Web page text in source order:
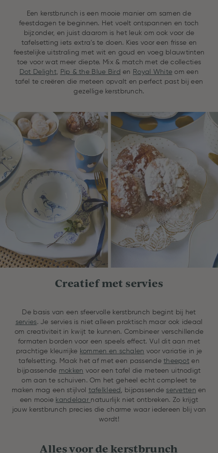
Een kerstbrunch is een mooie manier om samen de
feestdagen te beginnen. Het voelt ontspannen en toch
bijzonder, en juist daarom is het leuk om ook voor de
tafelsetting iets extra’s te doen. Kies voor een frisse en
feestelijke uitstraling met wit en goud en voeg blauwtinten
toe voor wat meer diepte. Mix & match met de collecties
Dot Delight, Pip & the Blue Bird en Royal White om een
tafel te creëren die meteen opvalt en perfect past bij een
gezellige kerstbrunch.
Creatief met servies
De basis van een sfeervolle kerstbrunch begint bij het
servies. Je servies is niet alleen praktisch maar ook ideaal
om creativiteit in kwijt te kunnen. Combineer verschillende
formaten borden voor een speels effect. Vul dit aan met
prachtige kleurrijke kommen en schalen voor variatie in je
tafelsetting. Maak het af met een passendetheepot en
bijpassende mokken voor een tafel die meteen uitnodigt
om aan te schuiven. Om het geheel echt compleet te
maken mag een stijlvol tafelkleed , bijpassende servetten en
een mooie kandelaar natuurlijk niet ontbreken. Zo krijgt
jouw kerstbrunch precies die charme waar iedereen blij van
wordt!
Alles voor de kerstbrunch